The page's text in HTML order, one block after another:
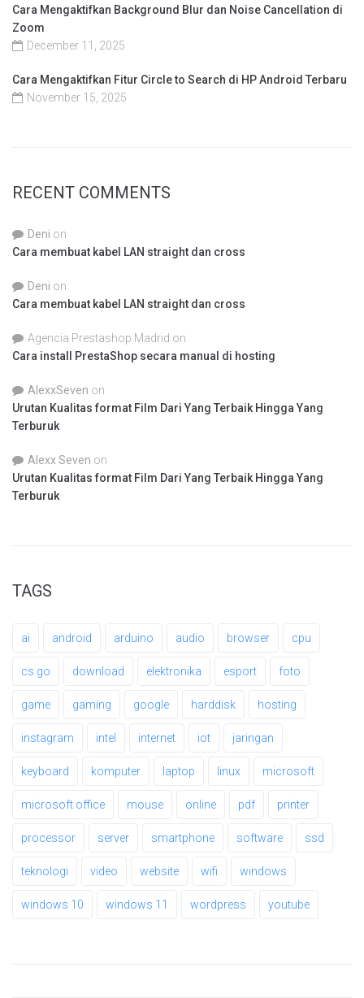
Cara Mengaktifkan Background Blur dan Noise Cancellation di
Zoom
December 11, 2025
Cara Mengaktifkan Fitur Circle to Search di HP Android Terbaru
November 15, 2025
RECENT COMMENTS
Deni on
Cara membuat kabel LAN straight dan cross
Deni on
Cara membuat kabel LAN straight dan cross
Agencia Prestashop Madrid on
Cara install PrestaShop secara manual di hosting
AlexxSeven on
Urutan Kualitas format Film Dari Yang Terbaik Hingga Yang
Terburuk
Alexx Seven on
Urutan Kualitas format Film Dari Yang Terbaik Hingga Yang
Terburuk
TAGS
ai android arduino audio browser cpu
cs go download elektronika esport foto
game gaming google harddisk hosting
instagram intel internet iot jaringan
keyboard komputer laptop linux microsoft
microsoft office mouse online pdf printer
processor server smartphone software ssd
teknologi video website wifi windows
windows 10 windows 11 wordpress youtube